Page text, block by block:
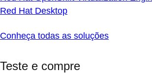
Red Hat Desktop
Conheça todas as soluções
Teste e compre